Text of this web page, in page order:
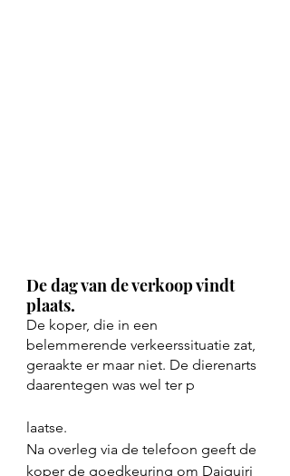
De dag van de verkoop vindt
plaats.
De koper, die in een
belemmerende verkeerssituatie zat,
geraakte er maar niet. De dierenarts
daarentegen was wel ter p
laatse.
Na overleg via de telefoon geeft de
koper de goedkeuring om Daiquiri